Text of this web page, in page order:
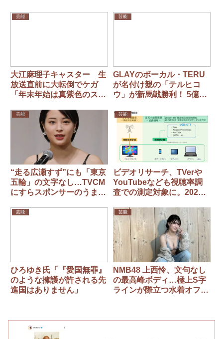
芸能
大江麻理子キャスター 生
放送直前に大転倒でケガ
「年末年始は真紫色のスネ
す」
芸能
GLAYのボーカル・TERU
が名付け親の「テルヒコ
ウ」が新馬戦勝利！ 5億
ビギンは2着に敗れる
芸能
“走る広瀬すず”にも「東京
五輪」の文字なし…TVCM
にすらスポンサーのうまみ
芸能
ビデオリサーチ、TVerや
YouTubeなども視聴率調
査での測定対象に。2025
芸能
ひろゆき氏「『愛国無罪』
のような擁護が許される先
進国はありません」
芸能
NMB48 上西怜、文句なし
の最高峰ボディ…極上S字
ラインが際立つ水着オフシ